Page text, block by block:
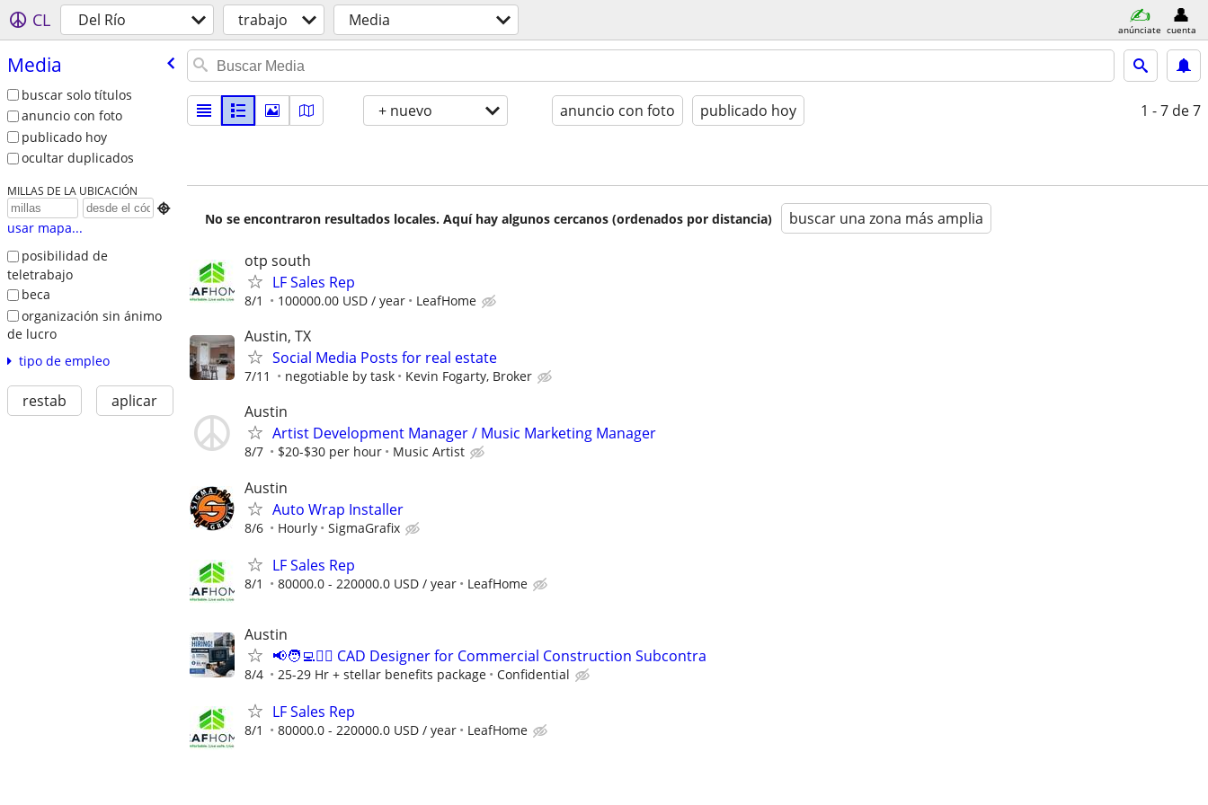
CL Del Río trabajo Media anúnciate cuenta
Media
buscar solo títulos
anuncio con foto
publicado hoy
ocultar duplicados
MILLAS DE LA UBICACIÓN

usar mapa...
posibilidad de
teletrabajo
beca
organización sin ánimo
de lucro
tipo de empleo
restab aplicar
+ nuevo anuncio con foto publicado hoy 1 - 7 de 7
No se encontraron resultados locales. Aquí hay algunos cercanos (ordenados por distancia) buscar una zona más amplia
otp south
LF Sales Rep
8/1 100000.00 USD / year LeafHome
Austin, TX
Social Media Posts for real estate
7/11 negotiable by task Kevin Fogarty, Broker
Austin
Artist Development Manager / Music Marketing Manager
8/7 $20-$30 per hour Music Artist
Austin
Auto Wrap Installer
8/6 Hourly SigmaGrafix
LF Sales Rep
8/1 80000.0 - 220000.0 USD / year LeafHome
Austin
📢🧑‍💻👷‍♂️ CAD Designer for Commercial Construction Subcontra
8/4 25-29 Hr + stellar benefits package Confidential
LF Sales Rep
8/1 80000.0 - 220000.0 USD / year LeafHome